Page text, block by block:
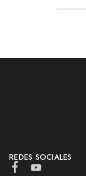
REDES SOCIALES